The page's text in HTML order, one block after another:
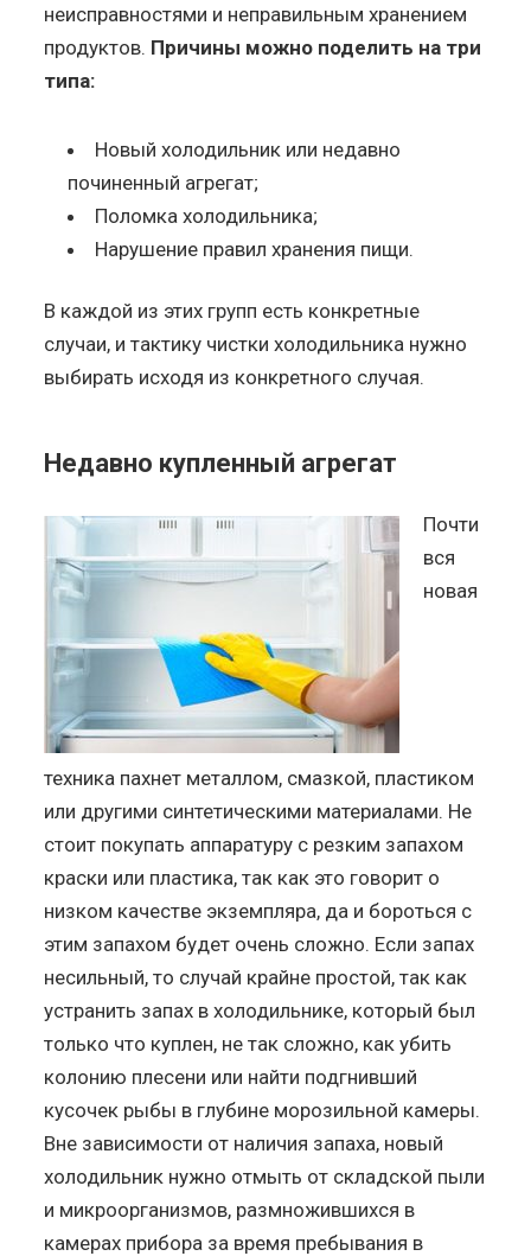
неисправностями и неправильным хранением
продуктов. Причины можно поделить на три
типа:
Новый холодильник или недавно
починенный агрегат;
Поломка холодильника;
Нарушение правил хранения пищи.
В каждой из этих групп есть конкретные
случаи, и тактику чистки холодильника нужно
выбирать исходя из конкретного случая.
Недавно купленный агрегат
Почти
вся
новая
техника пахнет металлом, смазкой, пластиком
или другими синтетическими материалами. Не
стоит покупать аппаратуру с резким запахом
краски или пластика, так как это говорит о
низком качестве экземпляра, да и бороться с
этим запахом будет очень сложно. Если запах
несильный, то случай крайне простой, так как
устранить запах в холодильнике, который был
только что куплен, не так сложно, как убить
колонию плесени или найти подгнивший
кусочек рыбы в глубине морозильной камеры.
Вне зависимости от наличия запаха, новый
холодильник нужно отмыть от складской пыли
и микроорганизмов, размножившихся в
камерах прибора за время пребывания в